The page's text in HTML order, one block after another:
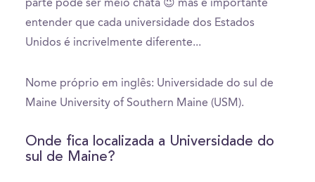
parte pode ser meio chata 😉 mas é importante
entender que cada universidade dos Estados
Unidos é incrivelmente diferente...
Nome próprio em inglês: Universidade do sul de
Maine University of Southern Maine (USM).
Onde fica localizada a Universidade do
sul de Maine?